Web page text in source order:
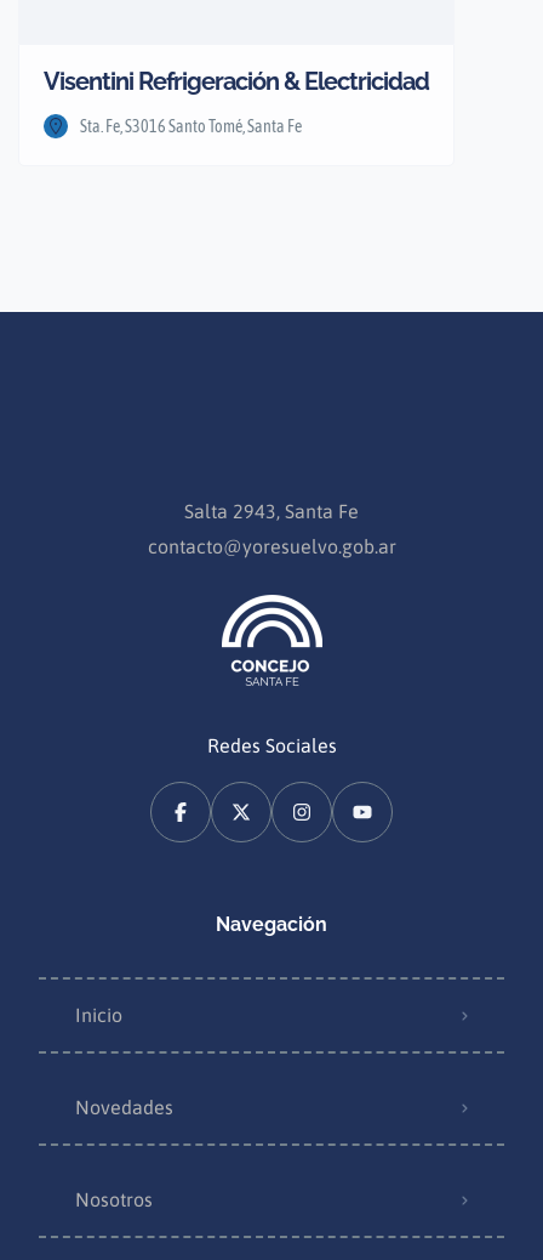
Visentini Refrigeración & Electricidad
Sta. Fe, S3016 Santo Tomé, Santa Fe
Salta 2943, Santa Fe
contacto@yoresuelvo.gob.ar
Redes Sociales
Navegación
Inicio
Novedades
Nosotros